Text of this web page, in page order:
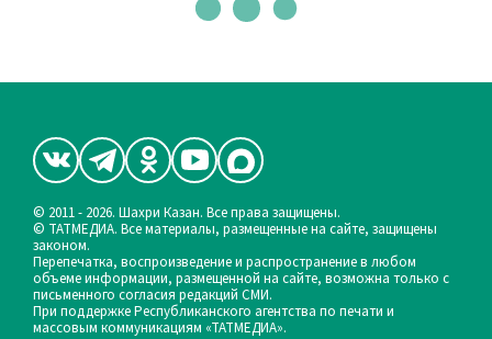
© 2011 - 2026. Шахри Казан. Все права защищены.
© ТАТМЕДИА. Все материалы, размещенные на сайте, защищены
законом.
Перепечатка, воспроизведение и распространение в любом
объеме информации, размещенной на сайте, возможна только с
письменного согласия редакций СМИ.
При поддержке Республиканского агентства по печати и
массовым коммуникациям «ТАТМЕДИА».